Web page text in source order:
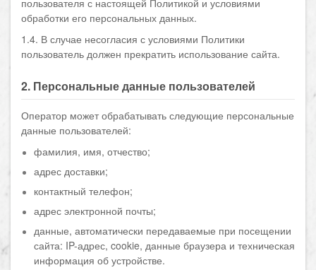
обработки его персональных данных.
1.4. В случае несогласия с условиями Политики
пользователь должен прекратить использование сайта.
2. Персональные данные пользователей
Оператор может обрабатывать следующие персональные
данные пользователей:
фамилия, имя, отчество;
адрес доставки;
контактный телефон;
адрес электронной почты;
данные, автоматически передаваемые при посещении
сайта: IP-адрес, cookie, данные браузера и техническая
информация об устройстве.